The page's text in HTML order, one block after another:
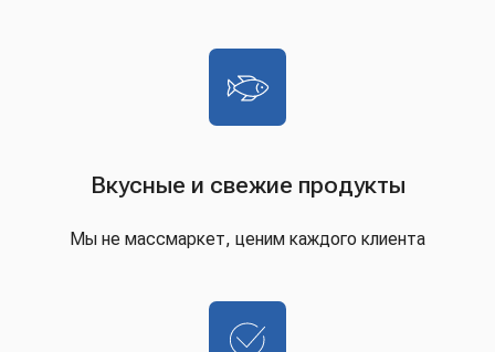
Вкусные и свежие продукты
Мы не массмаркет, ценим каждого клиента